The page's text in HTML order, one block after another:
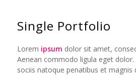
Single Portfolio
Lorem ipsum dolor sit amet,
Aenean commodo ligula eget dolor.
sociis natoque penatibus et magnis